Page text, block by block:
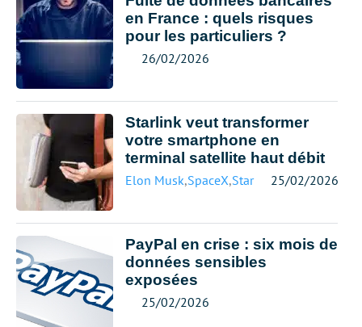
en France : quels risques
pour les particuliers ?
26/02/2026
Starlink veut transformer
votre smartphone en
terminal satellite haut débit
Elon Musk,SpaceX,Starlink25/02/2026
PayPal en crise : six mois de
données sensibles
exposées
25/02/2026